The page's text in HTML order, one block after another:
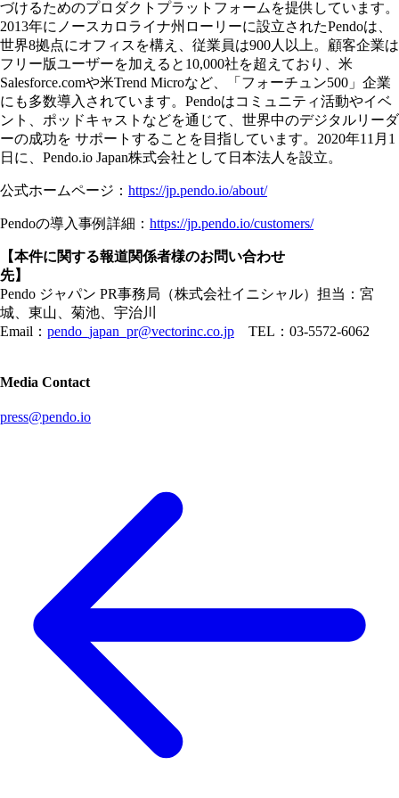
づけるためのプロダクトプラットフォームを提供しています。
2013年にノースカロライナ州ローリーに設立されたPendoは、
世界8拠点にオフィスを構え、従業員は900人以上。顧客企業は
フリー版ユーザーを加えると10,000社を超えており、米
Salesforce.comや米Trend Microなど、「フォーチュン500」企業
にも多数導入されています。Pendoはコミュニティ活動やイベ
ント、ポッドキャストなどを通じて、世界中のデジタルリーダ
ーの成功を サポートすることを目指しています。2020年11月1
日に、Pendo.io Japan株式会社として日本法人を設立。
公式ホームページ： https://jp.pendo.io/about/
Pendoの導入事例詳細： https://jp.pendo.io/customers/
【本件に関する報道関係者様のお問い合わせ
先】
Pendo ジャパン PR事務局（株式会社イニシャル）担当：宮
城、東山、菊池、宇治川
Email： pendo_japan_pr@vectorinc.co.jp TEL：03-5572-6062
Media Contact
press@pendo.io